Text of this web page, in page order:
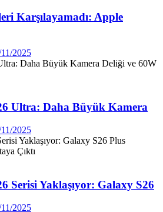
Karşılayamadı: Apple
11/2025
Ultra: Daha Büyük Kamera
11/2025
Serisi Yaklaşıyor: Galaxy S26
11/2025